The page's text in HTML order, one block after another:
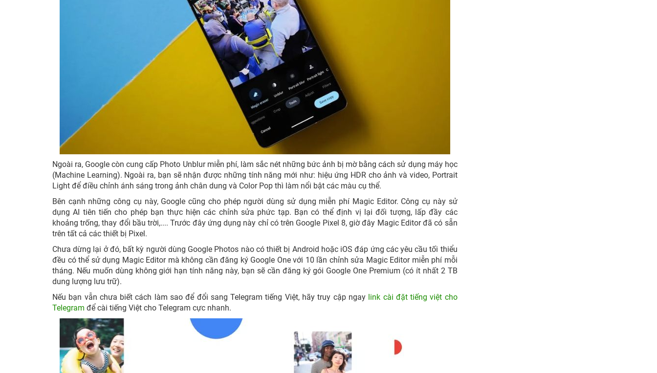
Ngoài ra, Google còn cung cấp Photo Unblur miễn phí, làm sắc nét những bức ảnh bị mờ bằng cách sử dụng máy học
(Machine Learning). Ngoài ra, bạn sẽ nhận được những tính năng mới như: hiệu ứng HDR cho ảnh và video, Portrait
Light để điều chỉnh ánh sáng trong ảnh chân dung và Color Pop thì làm nổi bật các màu cụ thể.
Bên cạnh những công cụ này, Google cũng cho phép người dùng sử dụng miễn phí Magic Editor. Công cụ này sử
dụng AI tiên tiến cho phép bạn thực hiện các chỉnh sửa phức tạp. Bạn có thể định vị lại đối tượng, lấp đầy các
khoảng trống, thay đổi bầu trời,.... Trước đây ứng dụng này chỉ có trên Google Pixel 8, giờ đây Magic Editor đã có sẵn
trên tất cả các thiết bị Pixel.
Chưa dừng lại ở đó, bất kỳ người dùng Google Photos nào có thiết bị Android hoặc iOS đáp ứng các yêu cầu tối thiểu
đều có thể sử dụng Magic Editor mà không cần đăng ký Google One với 10 lần chỉnh sửa Magic Editor miễn phí mỗi
tháng. Nếu muốn dùng không giới hạn tính năng này, bạn sẽ cần đăng ký gói Google One Premium (có ít nhất 2 TB
dung lượng lưu trữ).
Nếu bạn vẫn chưa biết cách làm sao để đổi sang Telegram tiếng Việt, hãy truy cập ngay link cài đặt tiếng việt cho
Telegram để cài tiếng Việt cho Telegram cực nhanh.